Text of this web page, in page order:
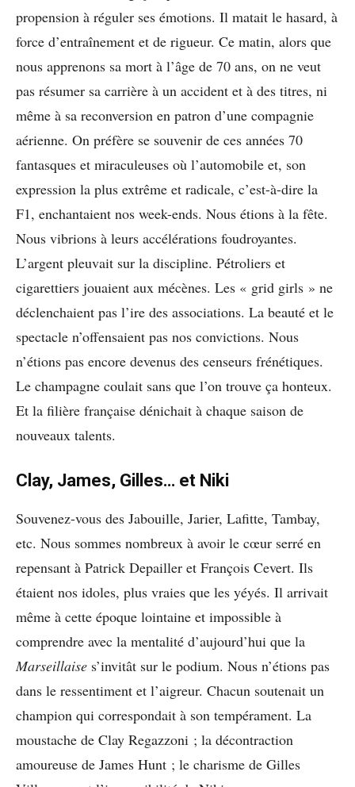
propension à réguler ses émotions. Il matait le hasard, à
force d’entraînement et de rigueur. Ce matin, alors que
nous apprenons sa mort à l’âge de 70 ans, on ne veut
pas résumer sa carrière à un accident et à des titres, ni
même à sa reconversion en patron d’une compagnie
aérienne. On préfère se souvenir de ces années 70
fantasques et miraculeuses où l’automobile et, son
expression la plus extrême et radicale, c’est-à-dire la
F1, enchantaient nos week-ends. Nous étions à la fête.
Nous vibrions à leurs accélérations foudroyantes.
L’argent pleuvait sur la discipline. Pétroliers et
cigarettiers jouaient aux mécènes. Les « grid girls » ne
déclenchaient pas l’ire des associations. La beauté et le
spectacle n’offensaient pas nos convictions. Nous
n’étions pas encore devenus des censeurs frénétiques.
Le champagne coulait sans que l’on trouve ça honteux.
Et la filière française dénichait à chaque saison de
nouveaux talents.
Clay, James, Gilles… et Niki
Souvenez-vous des Jabouille, Jarier, Lafitte, Tambay,
etc. Nous sommes nombreux à avoir le cœur serré en
repensant à Patrick Depailler et François Cevert. Ils
étaient nos idoles, plus vraies que les yéyés. Il arrivait
même à cette époque lointaine et impossible à
comprendre avec la mentalité d’aujourd’hui que la
Marseillaise s’invitât sur le podium. Nous n’étions pas
dans le ressentiment et l’aigreur. Chacun soutenait un
champion qui correspondait à son tempérament. La
moustache de Clay Regazzoni ; la décontraction
amoureuse de James Hunt ; le charisme de Gilles